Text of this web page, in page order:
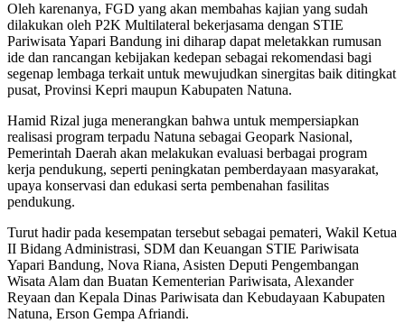
Oleh karenanya, FGD yang akan membahas kajian yang sudah
dilakukan oleh P2K Multilateral bekerjasama dengan STIE
Pariwisata Yapari Bandung ini diharap dapat meletakkan rumusan
ide dan rancangan kebijakan kedepan sebagai rekomendasi bagi
segenap lembaga terkait untuk mewujudkan sinergitas baik ditingkat
pusat, Provinsi Kepri maupun Kabupaten Natuna.
Hamid Rizal juga menerangkan bahwa untuk mempersiapkan
realisasi program terpadu Natuna sebagai Geopark Nasional,
Pemerintah Daerah akan melakukan evaluasi berbagai program
kerja pendukung, seperti peningkatan pemberdayaan masyarakat,
upaya konservasi dan edukasi serta pembenahan fasilitas
pendukung.
Turut hadir pada kesempatan tersebut sebagai pemateri, Wakil Ketua
II Bidang Administrasi, SDM dan Keuangan STIE Pariwisata
Yapari Bandung, Nova Riana, Asisten Deputi Pengembangan
Wisata Alam dan Buatan Kementerian Pariwisata, Alexander
Reyaan dan Kepala Dinas Pariwisata dan Kebudayaan Kabupaten
Natuna, Erson Gempa Afriandi.